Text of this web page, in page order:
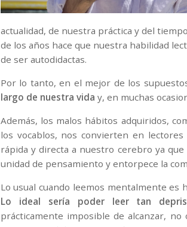
actualidad, de nuestra práctica y del
de los años hace que nuestra habilidad
de ser autodidactas.
Por lo tanto, en el mejor de los
largo de nuestra vida y, en muchas
Además, los malos hábitos adquiridos,
los vocablos, nos convierten en
rápida y directa a nuestro cerebro ya
unidad de pensamiento y entorpece la
Lo usual cuando leemos mentalmente es
Lo ideal sería poder leer tan
prácticamente imposible de alcanzar,